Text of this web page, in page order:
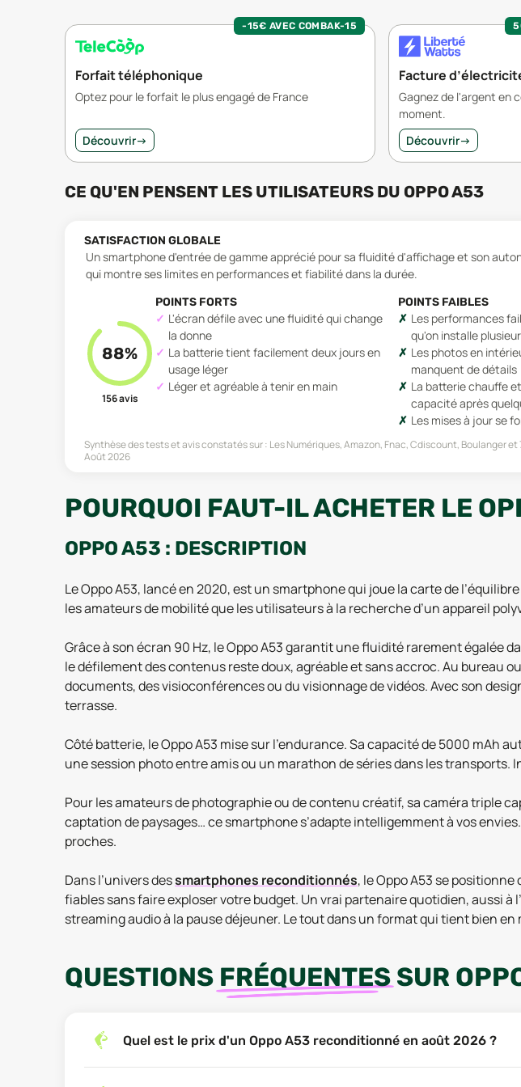
-15€ AVEC COMBAK-15
Forfait téléphonique
Optez pour le forfait le plus engagé de France
Découvrir→
Facture
Gagnez de l'argent en
moment.
Découvrir→
CE QU'EN PENSENT LES UTILISATEURS DU OPPO A53
SATISFACTION GLOBALE
Un smartphone d'entrée de gamme apprécié pour sa fluidité d'affichage et son
qui montre ses limites en performances et fiabilité dans la durée.
88%
156avis
POINTS FORTS
L'écran défile avec une fluidité qui change
la donne
La batterie tient facilement deux jours en
usage léger
Léger et agréable à tenir en main
POINTS FAIBLES
Les performances
qu'on installe
Les photos en
manquent de détails
La batterie chauffe
capacité après
Les mises à jour se
Synthèse des tests et avis constatés sur : Les Numériques, Amazon, Fnac, Cdiscount, Boulangeret
Août 2026
POURQUOI FAUT-IL ACHETER LE
OPPO A53 : DESCRIPTION
Le Oppo A53, lancé en 2020, est un smartphone qui joue la carte de
les amateurs de mobilité que les utilisateurs à la recherche d’un appareil
Grâce à son écran 90 Hz, le Oppo A53 garantit une fluidité rarement égalée
le défilement des contenus reste doux, agréable et sans accroc. Au bureau
documents, des visioconférences ou du visionnage de vidéos. Avec son
terrasse.
Côté batterie, le Oppo A53 mise sur l’endurance. Sa capacité de 5000 mAh
une session photo entre amis ou un marathon de séries dans les transports.
Pour les amateurs de photographie ou de contenu créatif, sa caméra triple
captation de paysages… ce smartphone s’adapte intelligemment à vos
proches.
Dans l’univers dessmartphones reconditionnés, le Oppo A53 se
fiables sans faire exploser votre budget. Un vrai partenaire quotidien, aussi à
streaming audio à la pause déjeuner. Le tout dans un format qui tient bien
QUESTIONS FRÉQUENTES SUR
Quel est le prix d'un Oppo A53 reconditionné en août 2026 ?